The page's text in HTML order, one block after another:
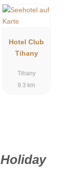
Hotel Club
Tihany
Tihany
9.3 km
Holiday